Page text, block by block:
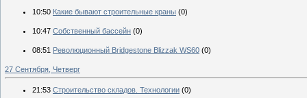
10:50 Какие бывают строительные краны (0)
10:47 Собственный бассейн (0)
08:51 Революционный Bridgestone Blizzak WS60 (0)
27 Сентября, Четверг
21:53 Строительство складов. Технологии (0)